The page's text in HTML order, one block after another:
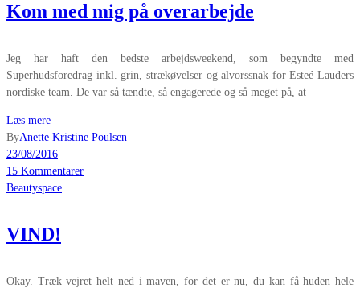
Kom med mig på overarbejde
Jeg har haft den bedste arbejdsweekend, som begyndte med
Superhudsforedrag inkl. grin, strækøvelser og alvorssnak for Esteé Lauders
nordiske team. De var så tændte, så engagerede og så meget på, at
Læs mere
ByAnette Kristine Poulsen
23/08/2016
15 Kommentarer
Beautyspace
VIND!
Okay. Træk vejret helt ned i maven, for det er nu, du kan få huden hele